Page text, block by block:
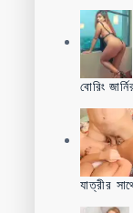
বোরিং
যাত্রীর